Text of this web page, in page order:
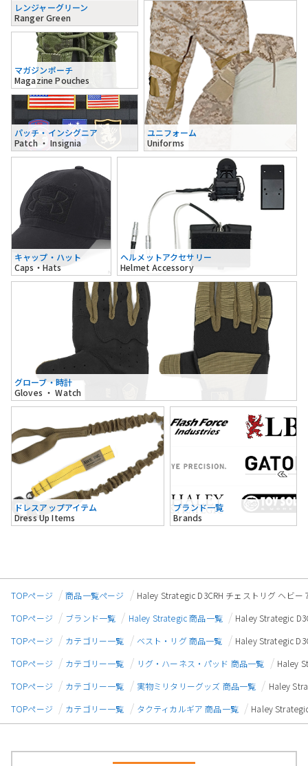
レンジャーグリーン
Ranger Green
マガジンポーチ
Magazine Pouches
パッチ・インシグニア
Patch ・ Insignia
ユニフォーム
Uniforms
キャップ・ハット
Caps・Hats
ヘルメットアクセサリー
Helmet Accessory
グローブ・時計
Gloves ・ Watch
ドレスアップアイテム
Dress Up Items
ブランド一覧
Brands
TOPページ 商品一覧ページ
Haley Strategic D3CRH チェストリグ ヘビー
TOPページ
ブランド一覧 Haley Strategic 商品一覧
Haley Strategic
TOPページ
カテゴリー一覧 ベスト・リグ 商品一覧
Haley Strategic
TOPページ
カテゴリー一覧 リグ・ハーネス・パッド 商品一覧
Haley
TOPページ
カテゴリー一覧 実物ミリタリーグッズ 商品一覧
Haley
TOPページ
カテゴリー一覧 タクティカルギア 商品一覧 Haley